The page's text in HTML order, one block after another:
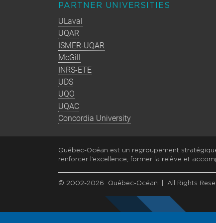
PARTNER UNIVERSITIES
ULaval
UQAR
ISMER-UQAR
McGill
INRS-ETE
UDS
UQO
UQAC
Concordia University
Québec-Océan est un regroupement
renforcer l’excellence, former la relève et
© 2002-2026 Québec-Océan | All Rights